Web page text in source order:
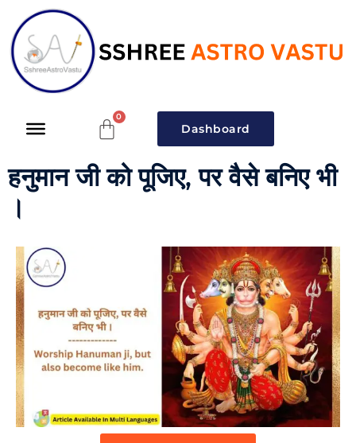
Dashboard
हनुमान जी को पूजिए, पर वैसे बनिए भी
।